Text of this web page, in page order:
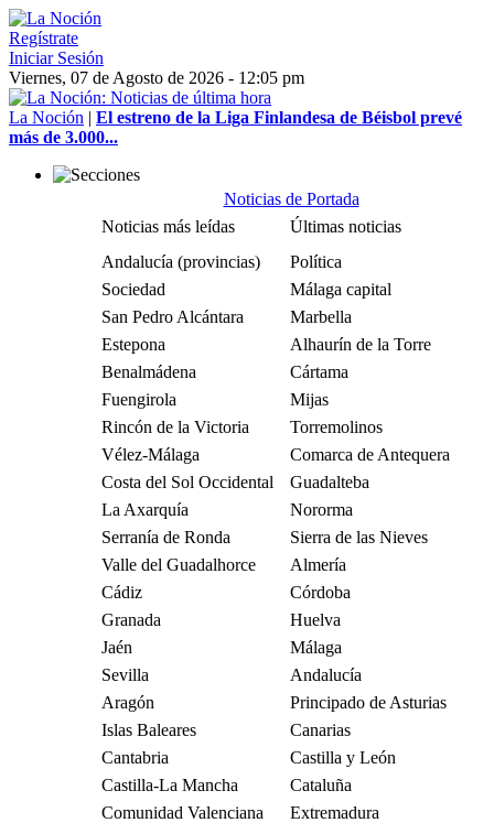
Regístrate
Iniciar Sesión
Viernes, 07 de Agosto de 2026 - 12:05 pm
La Noción | El estreno de la Liga Finlandesa de Béisbol prevé
más de 3.000...
Noticias de Portada
Noticias más leídas
Últimas noticias
Andalucía (provincias)
Política
Sociedad
Málaga capital
San Pedro Alcántara
Marbella
Estepona
Alhaurín de la Torre
Benalmádena
Cártama
Fuengirola
Mijas
Rincón de la Victoria
Torremolinos
Vélez-Málaga
Comarca de Antequera
Costa del Sol Occidental
Guadalteba
La Axarquía
Nororma
Serranía de Ronda
Sierra de las Nieves
Valle del Guadalhorce
Almería
Cádiz
Córdoba
Granada
Huelva
Jaén
Málaga
Sevilla
Andalucía
Aragón
Principado de Asturias
Islas Baleares
Canarias
Cantabria
Castilla y León
Castilla-La Mancha
Cataluña
Comunidad Valenciana
Extremadura